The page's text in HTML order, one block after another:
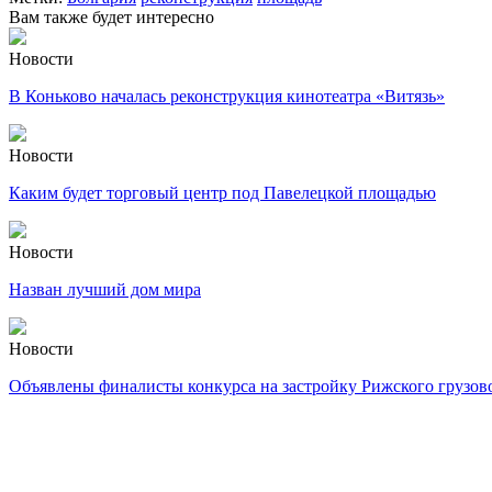
Вам также будет интересно
Новости
В Коньково началась реконструкция кинотеатра «Витязь»
Новости
Каким будет торговый центр под Павелецкой площадью
Новости
Назван лучший дом мира
Новости
Объявлены финалисты конкурса на застройку Рижского